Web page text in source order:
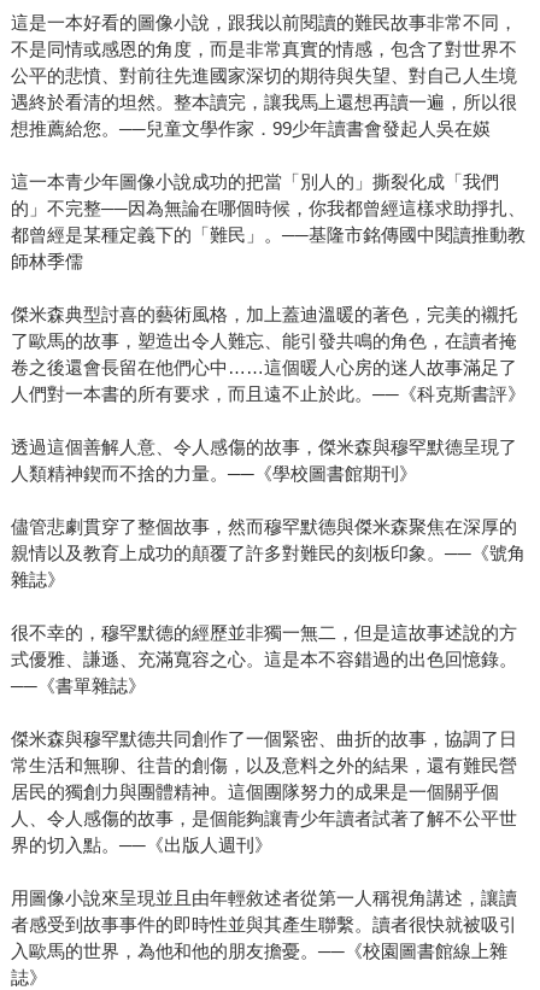
這是一本好看的圖像小說，跟我以前閱讀的難民故事非常不同，
不是同情或感恩的角度，而是非常真實的情感，包含了對世界不
公平的悲憤、對前往先進國家深切的期待與失望、對自己人生境
遇終於看清的坦然。整本讀完，讓我馬上還想再讀一遍，所以很
想推薦給您。──兒童文學作家．99少年讀書會發起人吳在媖
這一本青少年圖像小說成功的把當「別人的」撕裂化成「我們
的」不完整──因為無論在哪個時候，你我都曾經這樣求助掙扎、
都曾經是某種定義下的「難民」。──基隆市銘傳國中閱讀推動教
師林季儒
傑米森典型討喜的藝術風格，加上蓋迪溫暖的著色，完美的襯托
了歐馬的故事，塑造出令人難忘、能引發共鳴的角色，在讀者掩
卷之後還會長留在他們心中……這個暖人心房的迷人故事滿足了
人們對一本書的所有要求，而且遠不止於此。──《科克斯書評》
透過這個善解人意、令人感傷的故事，傑米森與穆罕默德呈現了
人類精神鍥而不捨的力量。──《學校圖書館期刊》
儘管悲劇貫穿了整個故事，然而穆罕默德與傑米森聚焦在深厚的
親情以及教育上成功的顛覆了許多對難民的刻板印象。──《號角
雜誌》
很不幸的，穆罕默德的經歷並非獨一無二，但是這故事述說的方
式優雅、謙遜、充滿寬容之心。這是本不容錯過的出色回憶錄。
──《書單雜誌》
傑米森與穆罕默德共同創作了一個緊密、曲折的故事，協調了日
常生活和無聊、往昔的創傷，以及意料之外的結果，還有難民營
居民的獨創力與團體精神。這個團隊努力的成果是一個關乎個
人、令人感傷的故事，是個能夠讓青少年讀者試著了解不公平世
界的切入點。──《出版人週刊》
用圖像小說來呈現並且由年輕敘述者從第一人稱視角講述，讓讀
者感受到故事事件的即時性並與其產生聯繫。讀者很快就被吸引
入歐馬的世界，為他和他的朋友擔憂。──《校園圖書館線上雜
誌》